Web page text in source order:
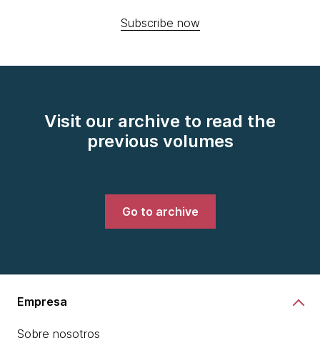
Subscribe now
Visit our archive to read the
previous volumes
Go to archive
Empresa
Sobre nosotros